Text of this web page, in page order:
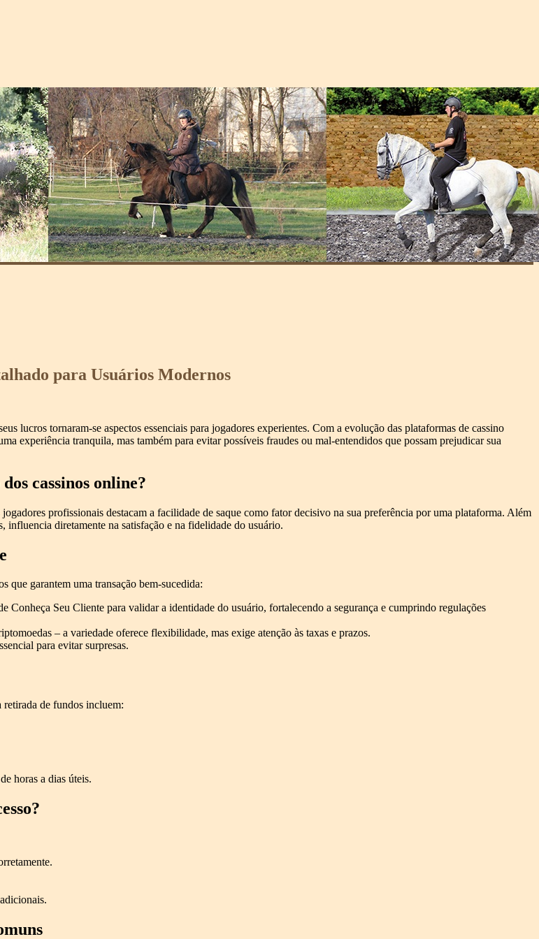
para Usuários Modernos
lucros tornaram-se aspectos essenciais para jogadores experientes. Com a evolução das plataformas de cassino
experiência tranquila, mas também para evitar possíveis fraudes ou mal-entendidos que possam prejudicar sua
cassinos online?
profissionais destacam a facilidade de saque como fator decisivo na sua preferência por uma plataforma. Além
influencia diretamente na satisfação e na fidelidade do usuário.
que garantem uma transação bem-sucedida:
Conheça Seu Cliente para validar a identidade do usuário, fortalecendo a segurança e cumprindo regulações
– a variedade oferece flexibilidade, mas exige atenção às taxas e prazos.
para evitar surpresas.
retirada de fundos incluem:
horas a dias úteis.